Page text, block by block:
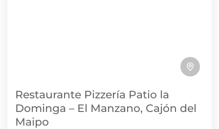
Restaurante Pizzería Patio la
Dominga – El Manzano, Cajón del
Maipo